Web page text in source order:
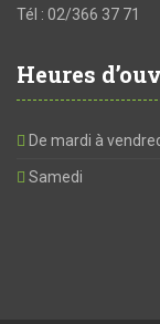
Tél : 02/366 37 71
Heures
De mardi à
Samedi